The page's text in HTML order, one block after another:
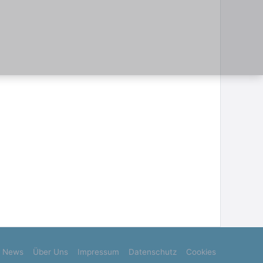
News Über Uns Impressum Datenschutz Cookies